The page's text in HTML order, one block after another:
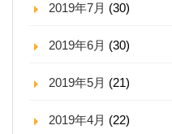
2019年7月 (30)
2019年6月 (30)
2019年5月 (21)
2019年4月 (22)